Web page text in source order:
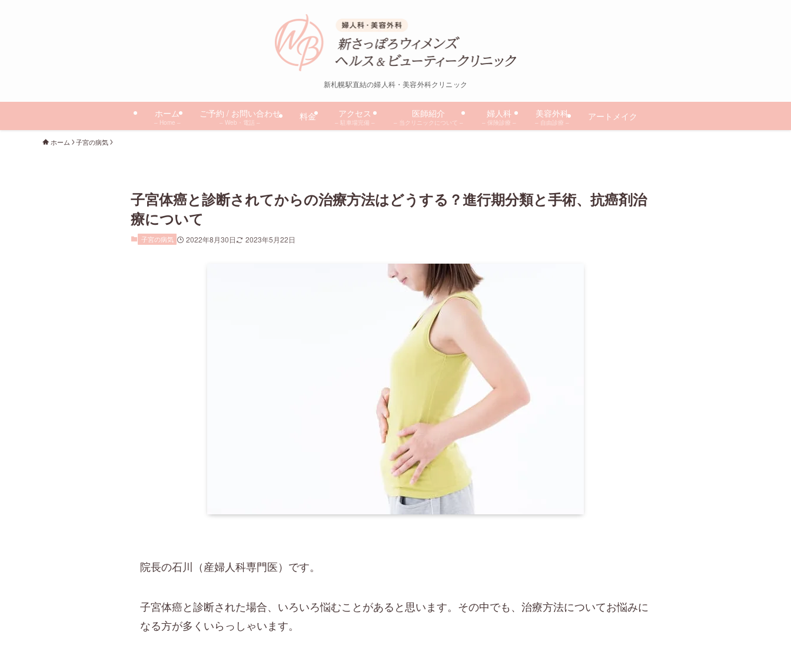
新札幌駅直結の婦人科・美容外科クリニック
ホーム
– Home –
ご予約 / お問い合わせ
– Web・電話 –
料金 アクセス
– 駐車場完備 –
医師紹介
– 当クリニックについて –
婦人科
– 保険診療 –
美容外科
– 自由診療 –
アートメイク
ホーム 子宮の病気
子宮体癌と診断されてからの治療方法はどうする？進行期分類と手術、抗癌剤治
療について
子宮の病気 2022年8月30日 2023年5月22日
院長の石川（産婦人科専門医）です。
子宮体癌と診断された場合、いろいろ悩むことがあると思います。その中でも、治療方法についてお悩みに
なる方が多くいらっしゃいます。